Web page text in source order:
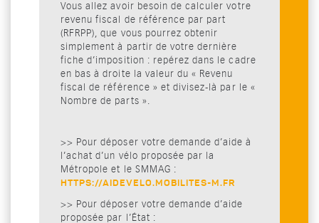
Vous allez avoir besoin de calculer votre
revenu fiscal de référence par part
(RFRPP), que vous pourrez obtenir
simplement à partir de votre dernière
fiche d’imposition : repérez dans le cadre
en bas à droite la valeur du « Revenu
fiscal de référence » et divisez-là par le «
Nombre de parts ».
>> Pour déposer votre demande d’aide à
l’achat d’un vélo proposée par la
Métropole et le SMMAG :
HTTPS://AIDEVELO.MOBILITES-M.FR
>> Pour déposer votre demande d’aide
proposée par l’État :